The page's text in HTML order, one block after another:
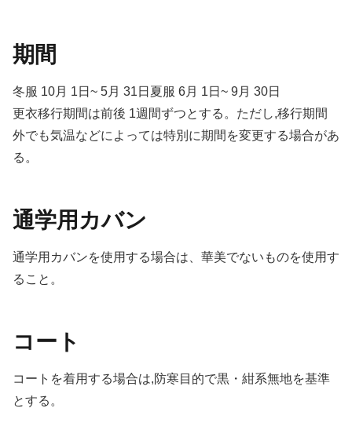
期間
冬服 10月 1日~ 5月 31日夏服 6月 1日~ 9月 30日
更衣移行期間は前後 1週間ずつとする。ただし,移行期間
外でも気温などによっては特別に期間を変更する場合があ
る。
通学用カバン
通学用カバンを使用する場合は、華美でないものを使用す
ること。
コート
コートを着用する場合は,防寒目的で黒・紺系無地を基準
とする。